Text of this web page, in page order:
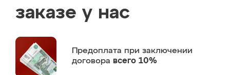
заказе у нас
Предоплата при заключении
договора всего 10%